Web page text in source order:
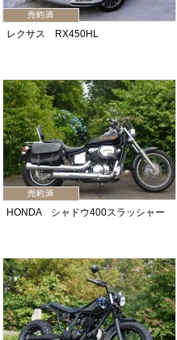
レクサス RX450HL
HONDA シャドウ400スラッシャー